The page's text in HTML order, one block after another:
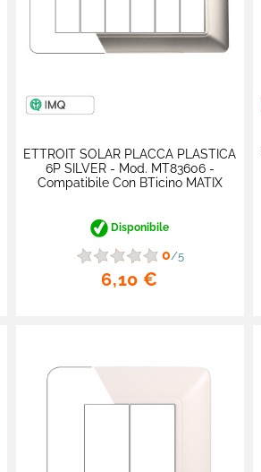
ETTROIT SOLAR PLACCA PLASTICA
6P SILVER - Mod. MT83606 -
Compatibile Con BTicino MATIX
Disponibile
0/5
6,10 €